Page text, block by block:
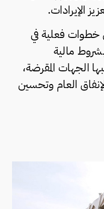
الإيرادات.
خطوات فعلية في
مالية
الجهات المقرضة،
العام وتحسين